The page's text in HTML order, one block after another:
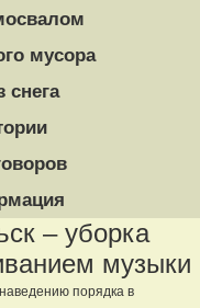
мусора
снега
– уборка
музыки
порядка в